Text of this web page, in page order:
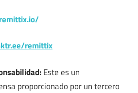
remittix
Este es un
proporcionado por un tercero